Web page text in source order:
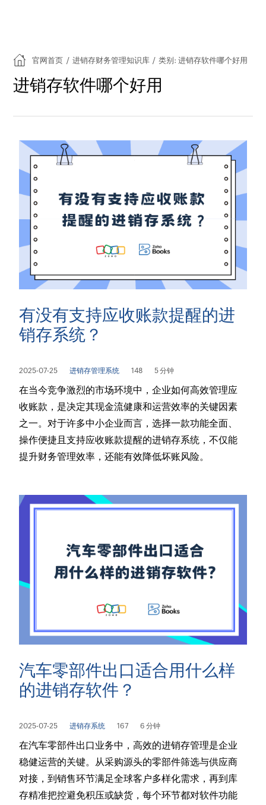
官网首页 / 进销存财务管理知识库 / 类别: 进销存软件哪个好用
进销存软件哪个好用
有没有支持应收账款提醒的进
销存系统？
2025-07-25 进销存管理系统 148 5 分钟
在当今竞争激烈的市场环境中，企业如何高效管理应
收账款，是决定其现金流健康和运营效率的关键因素
之一。对于许多中小企业而言，选择一款功能全面、
操作便捷且支持应收账款提醒的进销存系统，不仅能
提升财务管理效率，还能有效降低坏账风险。
汽车零部件出口适合用什么样
的进销存软件？
2025-07-25 进销存系统 167 6 分钟
在汽车零部件出口业务中，高效的进销存管理是企业
稳健运营的关键。从采购源头的零部件筛选与供应商
对接，到销售环节满足全球客户多样化需求，再到库
存精准把控避免积压或缺货，每个环节都对软件功能